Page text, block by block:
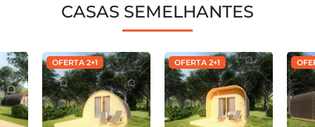
CASAS SEMELHANTES
OFERTA 2+1 OFERTA 2+1